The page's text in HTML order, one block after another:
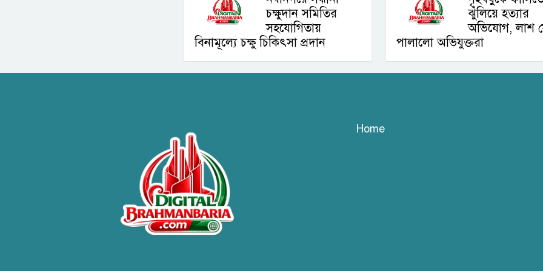
চক্ষুদান সমিতির
সহযোগিতায়
বিনামূল্যে চক্ষু চিকিৎসা প্রদান
ঝুঁলিয়ে হত্যার
অভিযোগ, লাশ
পালালো অভিযুক্তরা
Home